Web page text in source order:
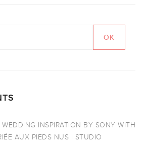
INSPIRATION BY SONY WITH
AUX PIEDS NUS | STUDIO